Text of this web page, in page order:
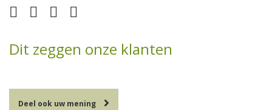
Dit zeggen onze klanten
Deel ook uw mening